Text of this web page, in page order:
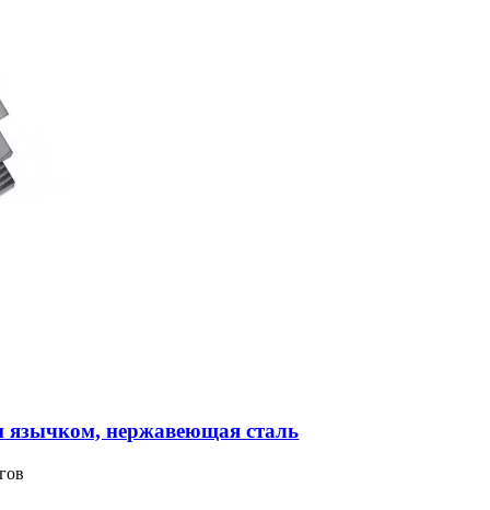
язычком, нержавеющая сталь